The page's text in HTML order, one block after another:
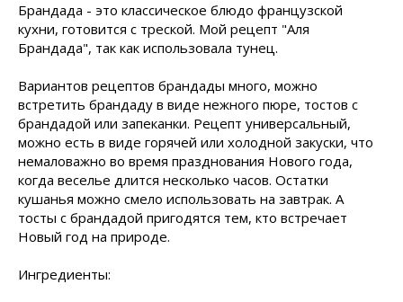
Брандада - это классическое блюдо французской
кухни, готовится с треской. Мой рецепт "Аля
Брандада", так как использовала тунец.
Вариантов рецептов брандады много, можно
встретить брандаду в виде нежного пюре, тостов с
брандадой или запеканки. Рецепт универсальный,
можно есть в виде горячей или холодной закуски, что
немаловажно во время празднования Нового года,
когда веселье длится несколько часов. Остатки
кушанья можно смело использовать на завтрак. А
тосты с брандадой пригодятся тем, кто встречает
Новый год на природе.
Ингредиенты: